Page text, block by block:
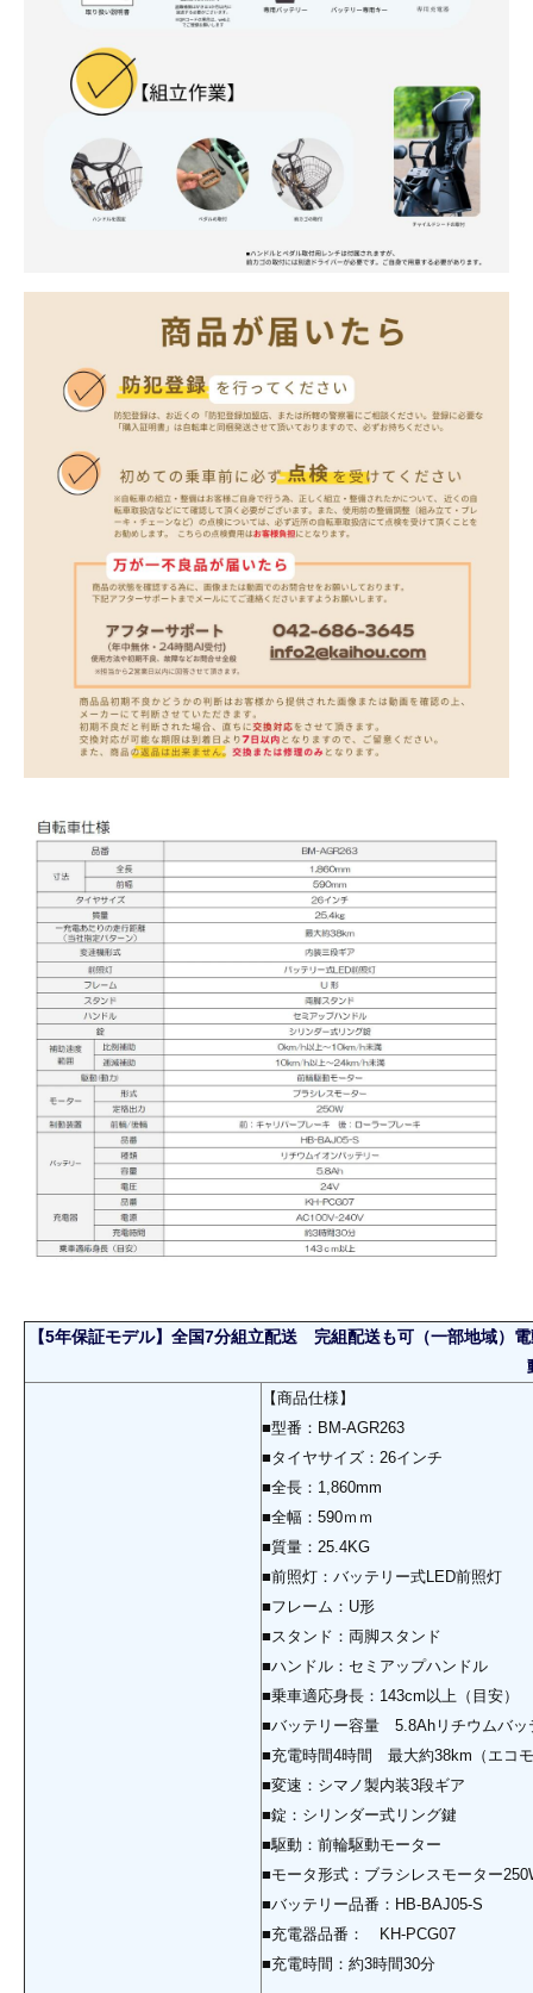
【5年保証モデル】全国7分組立配送 完組配送も可（一部地域
【商品仕様】
■型番：BM-AGR263
■タイヤサイズ：26インチ
■全長：1,860mm
■全幅：590ｍｍ
■質量：25.4KG
■前照灯：バッテリー式LED前照灯
■フレーム：U形
■スタンド：両脚スタンド
■ハンドル：セミアップハンドル
■乗車適応身長：143cm以上（目安）
■バッテリー容量 5.8Ahリチウムバッ
■充電時間4時間 最大約38km（エコ
■変速：シマノ製内装3段ギア
■錠：シリンダー式リング鍵
■駆動：前輪駆動モーター
■モータ形式：ブラシレスモーター
■バッテリー品番：HB-BAJ05-S
■充電器品番： KH-PCG07
■充電時間：約3時間30分